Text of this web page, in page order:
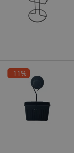
-11%